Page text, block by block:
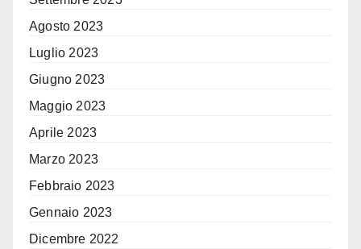
Agosto 2023
Luglio 2023
Giugno 2023
Maggio 2023
Aprile 2023
Marzo 2023
Febbraio 2023
Gennaio 2023
Dicembre 2022